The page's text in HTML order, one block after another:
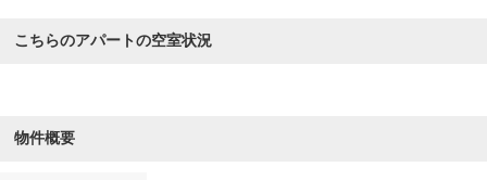
こちらのアパートの空室状況
物件概要